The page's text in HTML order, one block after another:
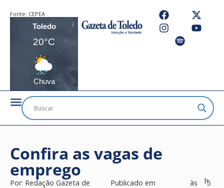
Fonte: CEPEA
Toledo
20°C
Chuva
Confira as vagas de
emprego
Por: Redação Gazeta de
Publicado em
às
h5